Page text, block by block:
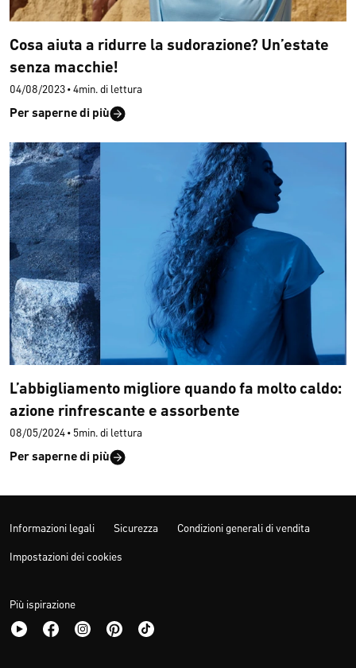
Cosa aiuta a ridurre la sudorazione? Un’estate
senza macchie!
04/08/2023 • 4min. di lettura
Per saperne di più
L’abbigliamento migliore quando fa molto caldo:
azione rinfrescante e assorbente
08/05/2024 • 5min. di lettura
Per saperne di più
Informazioni legali Sicurezza Condizioni generali di vendita
Impostazioni dei cookies
Più ispirazione